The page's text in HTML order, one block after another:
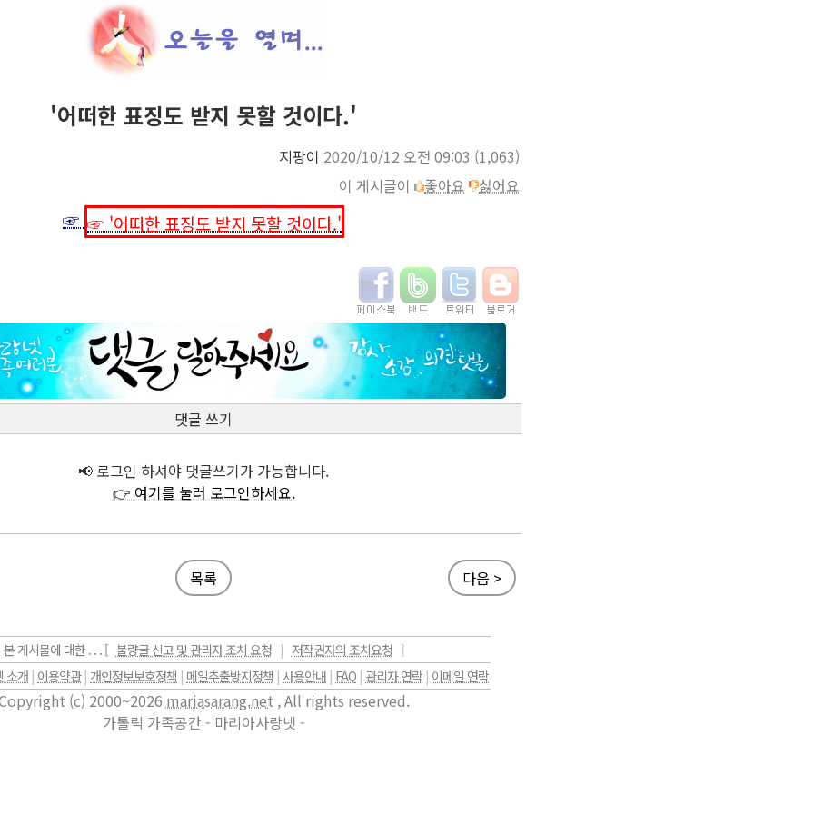
'어떠한 표징도 받지 못할 것이다.'
지팡이 2020/10/12 오전 09:03 (1,063)
이 게시글이
좋아요 싫어요
☞ ☞ '어떠한 표징도 받지 못할 것이다.'
댓글 쓰기
📢 로그인 하셔야 댓글쓰기가 가능합니다.
👉 여기를 눌러 로그인하세요.
목록 다음 >
본 게시물에 대한 . . . [ 불량글 신고 및 관리자 조치 요청 | 저작권자의 조치요청 ]
소개 | 이용약관 | 개인정보보호정책 | 메일추출방지정책 | 사용안내 | FAQ | 관리자 연락 | 이메일 연락
(c) 2000~2026 mariasarang.net , All rights reserved.
가톨릭 가족공간 - 마리아사랑넷 -